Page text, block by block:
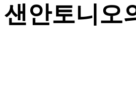
샌안토니오